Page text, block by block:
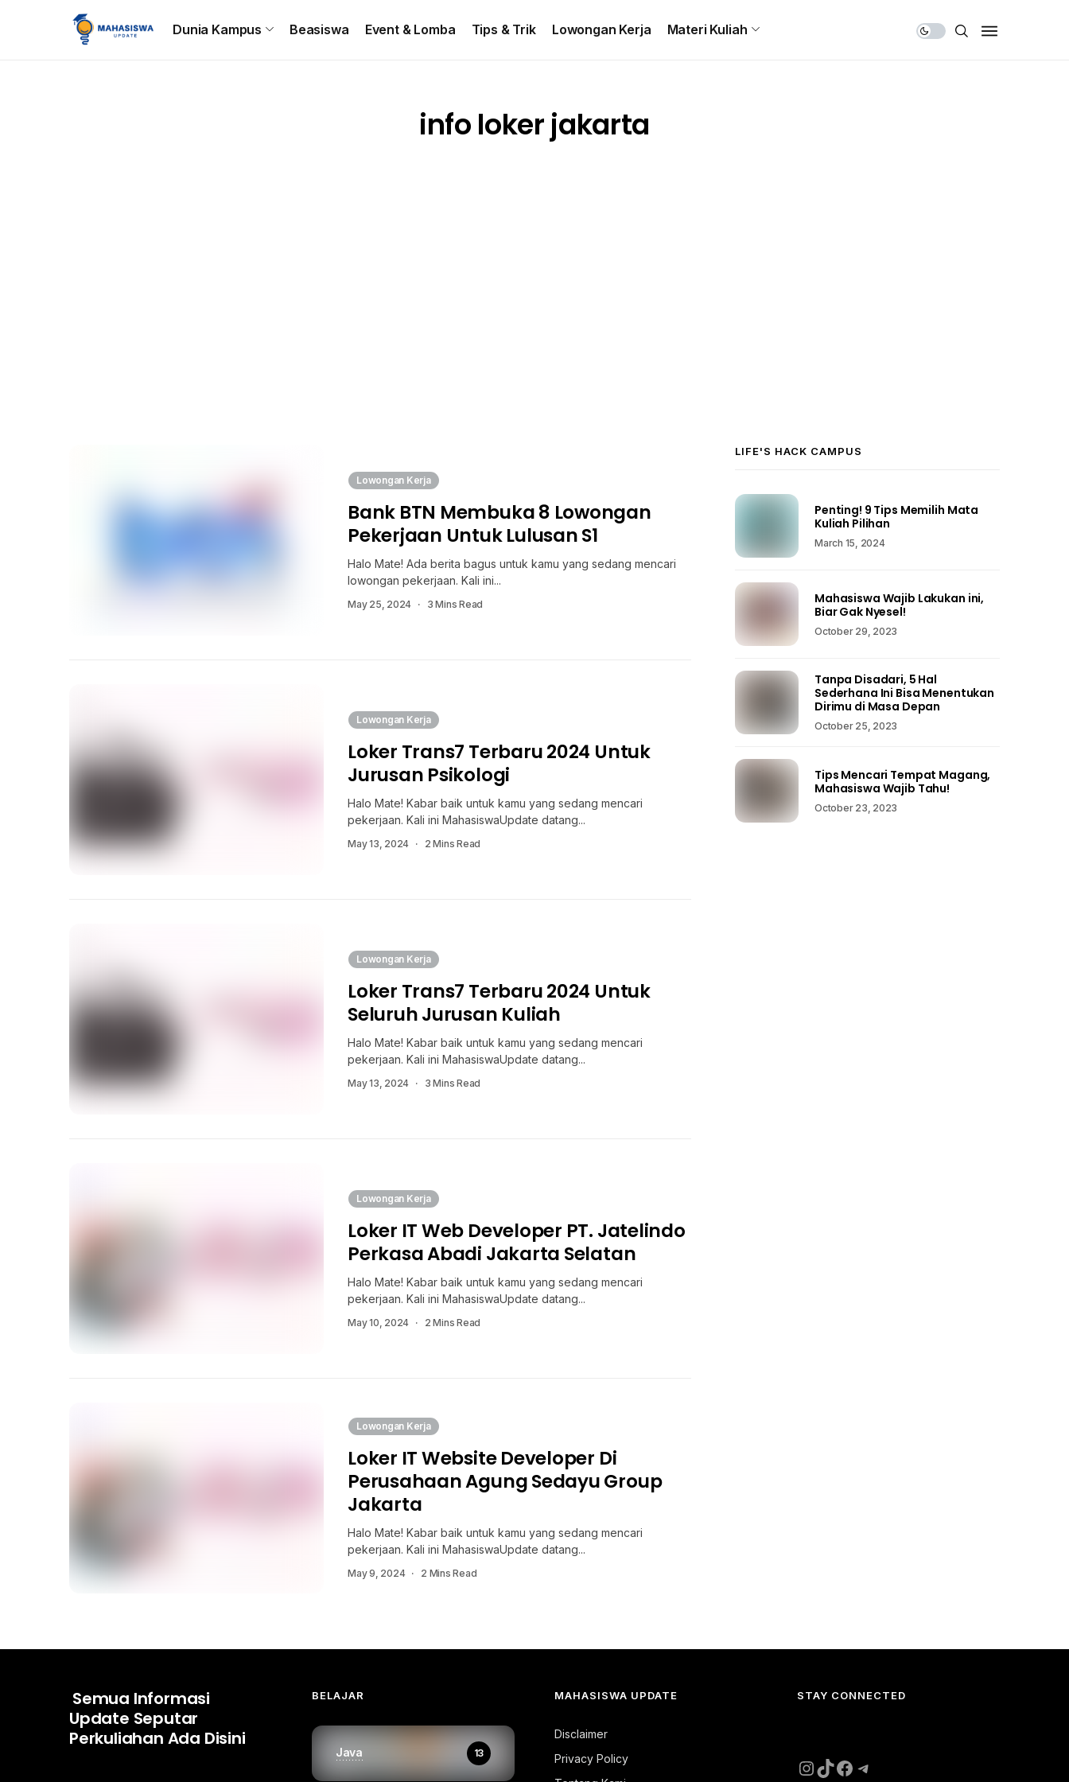
Beranda
Dunia Kampus Beasiswa Event & Lomba Tips & Trik Lowongan Kerja Materi Kuliah
info loker jakarta
Lowongan Kerja
Bank BTN Membuka 8 Lowongan
Pekerjaan Untuk Lulusan S1
Halo Mate! Ada berita bagus untuk kamu yang sedang mencari
lowongan pekerjaan. Kali ini...
May 25, 2024 3 Mins Read
Lowongan Kerja
Loker Trans7 Terbaru 2024 Untuk
Jurusan Psikologi
Halo Mate! Kabar baik untuk kamu yang sedang mencari
pekerjaan. Kali ini MahasiswaUpdate datang...
May 13, 2024 2 Mins Read
Lowongan Kerja
Loker Trans7 Terbaru 2024 Untuk
Seluruh Jurusan Kuliah
Halo Mate! Kabar baik untuk kamu yang sedang mencari
pekerjaan. Kali ini MahasiswaUpdate datang...
May 13, 2024 3 Mins Read
Lowongan Kerja
Loker IT Web Developer PT. Jatelindo
Perkasa Abadi Jakarta Selatan
Halo Mate! Kabar baik untuk kamu yang sedang mencari
pekerjaan. Kali ini MahasiswaUpdate datang...
May 10, 2024 2 Mins Read
Lowongan Kerja
Loker IT Website Developer Di
Perusahaan Agung Sedayu Group
Jakarta
Halo Mate! Kabar baik untuk kamu yang sedang mencari
pekerjaan. Kali ini MahasiswaUpdate datang...
May 9, 2024 2 Mins Read
LIFE'S HACK CAMPUS
Penting! 9 Tips Memilih Mata
Kuliah Pilihan
March 15, 2024
Mahasiswa Wajib Lakukan ini,
Biar Gak Nyesel!
October 29, 2023
Tanpa Disadari, 5 Hal
Sederhana Ini Bisa Menentukan
Dirimu di Masa Depan
October 25, 2023
Tips Mencari Tempat Magang,
Mahasiswa Wajib Tahu!
October 23, 2023
Semua Informasi
Update Seputar
Perkuliahan Ada Disini
BELAJAR
Java 13
MAHASISWA UPDATE
Disclaimer
Privacy Policy
STAY CONNECTED
Instagram
TikTok
Facebook
Telegram